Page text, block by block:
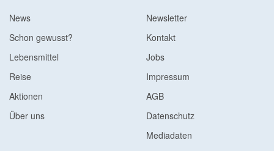
News
Schon gewusst?
Lebensmittel
Reise
Aktionen
Über uns
Newsletter
Kontakt
Jobs
Impressum
AGB
Datenschutz
Mediadaten